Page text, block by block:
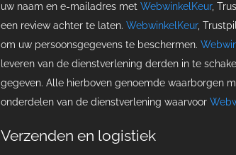
uw naam en e-mailadres met WebwinkelKeur,
een review achter te laten. WebwinkelKeur,
om uw persoonsgegevens te beschermen.
leveren van de dienstverlening derden in te
gegeven. Alle hierboven genoemde waarborgen
onderdelen van de dienstverlening waarvoor
Verzenden en logistiek